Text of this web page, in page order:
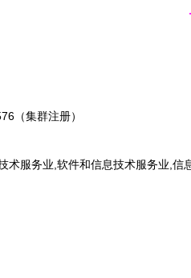
（集群注册）
术服务业,软件和信息技术服务业,信